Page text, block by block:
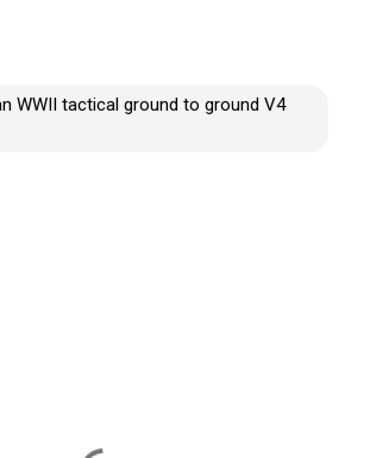
WWII tactical ground to ground V4